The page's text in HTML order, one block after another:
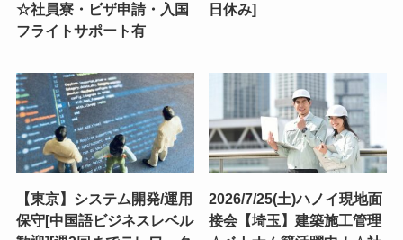
☆社員寮・ビザ申請・入国
フライトサポート有
日休み]
【東京】システム開発/運用
保守[中国語ビジネスレベル
2026/7/25(土)ハノイ現地面
接会【埼玉】建築施工管理